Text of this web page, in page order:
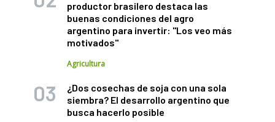
productor brasilero destaca las
buenas condiciones del agro
argentino para invertir: "Los veo más
motivados"
Agricultura
¿Dos cosechas de soja con una sola
siembra? El desarrollo argentino que
busca hacerlo posible